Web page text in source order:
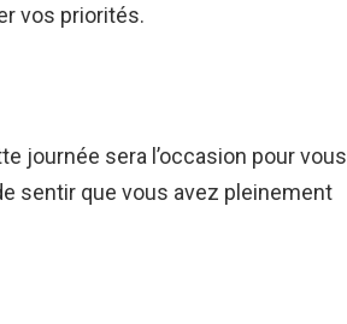
vos priorités.
journée sera l’occasion pour vous
sentir que vous avez pleinement